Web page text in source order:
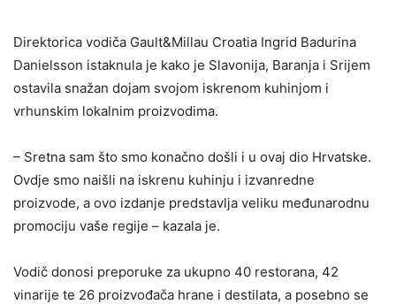
Direktorica vodiča Gault&Millau Croatia Ingrid Badurina
Danielsson istaknula je kako je Slavonija, Baranja i Srijem
ostavila snažan dojam svojom iskrenom kuhinjom i
vrhunskim lokalnim proizvodima.
– Sretna sam što smo konačno došli i u ovaj dio Hrvatske.
Ovdje smo naišli na iskrenu kuhinju i izvanredne
proizvode, a ovo izdanje predstavlja veliku međunarodnu
promociju vaše regije – kazala je.
Vodič donosi preporuke za ukupno 40 restorana, 42
vinarije te 26 proizvođača hrane i destilata, a posebno se